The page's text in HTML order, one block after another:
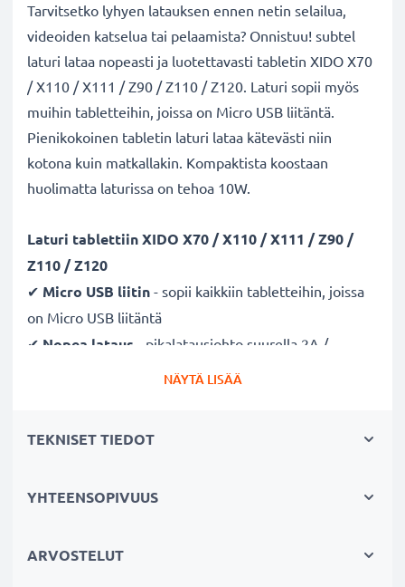
Tarvitsetko lyhyen latauksen ennen netin selailua,
videoiden katselua tai pelaamista? Onnistuu! subtel
laturi lataa nopeasti ja luotettavasti tabletin XIDO X70
/ X110 / X111 / Z90 / Z110 / Z120. Laturi sopii myös
muihin tabletteihin, joissa on Micro USB liitäntä.
Pienikokoinen tabletin laturi lataa kätevästi niin
kotona kuin matkallakin. Kompaktista koostaan
huolimatta laturissa on tehoa 10W.
Laturi tablettiin XIDO X70 / X110 / X111 / Z90 /
Z110 / Z120
✔ Micro USB liitin - sopii kaikkiin tabletteihin, joissa
on Micro USB liitäntä
✔ Nopea lataus - pikalatausjohto suurella 2A /
2000mA latausnopeudella ja lyhyellä latausajalla
✔Laadukas - murtumaton latausjohto ja liitin
ylikuumenemiselta ja ylijännitteeltä
verkkovirtalaturi tukee akun pitkäikäistä käyttöä
NÄYTÄ LISÄÄ
TEKNISET TIEDOT
YHTEENSOPIVUUS
ARVOSTELUT